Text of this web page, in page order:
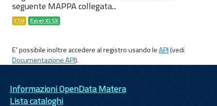
seguente MAPPA collegata...
CSV Excel XLSX
E' possibile inoltre accedere al registro usando leAPI(vedi
Documentazione API).
Informazioni OpenData Matera
Lista cataloghi